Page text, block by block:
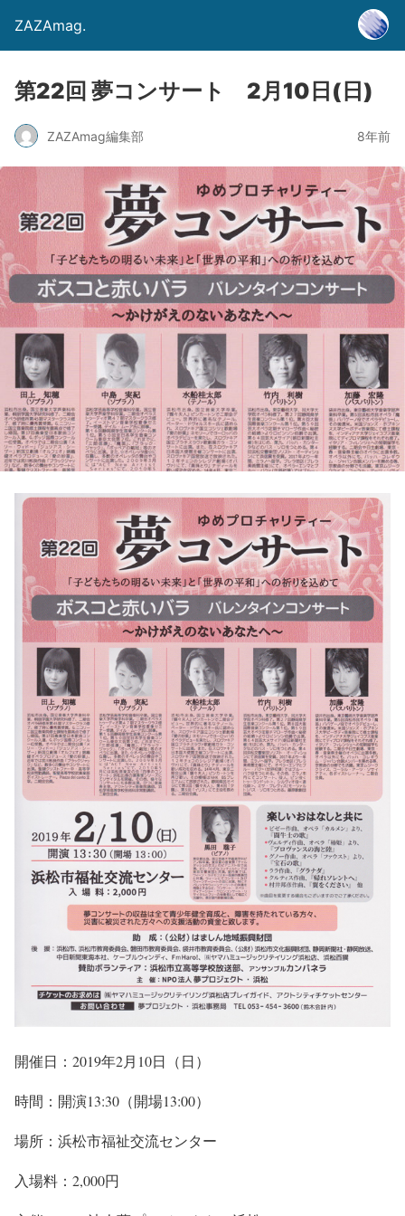
ZAZAmag.
第22回 夢コンサート 2月10日(日)
ZAZAmag編集部 8年前
開催日：2019年2月10日（日）
時間：開演13:30（開場13:00）
場所：浜松市福祉交流センター
入場料：2,000円